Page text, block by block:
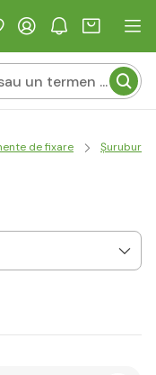
de fixare Șuruburi